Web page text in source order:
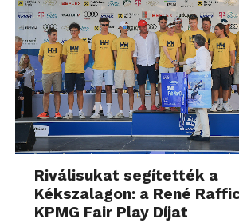
Riválisukat segítették a
Kékszalagon: a René
KPMG Fair Play Díjat